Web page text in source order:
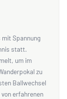
mit Spannung
statt.
um im
zu
Ballwechsel
erfahrenen